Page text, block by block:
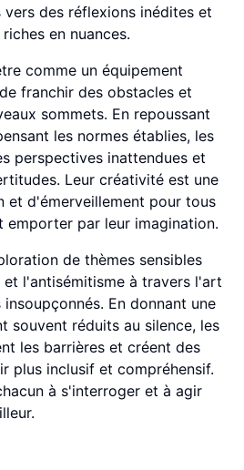
des réflexions inédites et
en nuances.
comme un équipement
franchir des obstacles et
sommets. En repoussant
les normes établies, les
perspectives inattendues et
Leur créativité est une
et d'émerveillement pour tous
emporter par leur imagination.
de thèmes sensibles
et l'antisémitisme à travers l'art
En donnant une
souvent réduits au silence, les
les barrières et créent des
plus inclusif et compréhensif.
à s'interroger et à agir